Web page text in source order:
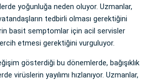
yoğunluğa neden oluyor. Uzmanlar,
tedbirli olması gerektiğini
basit semptomlar için acil servisler
etmesi gerektiğini vurguluyor.
gösterdiği bu dönemlerde, bağışıklık
virüslerin yayılımı hızlanıyor. Uzmanlar,